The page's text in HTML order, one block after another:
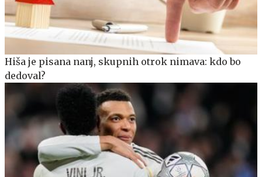
Hiša je pisana nanj, skupnih otrok nimava: kdo bo
dedoval?